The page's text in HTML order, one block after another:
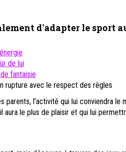
d'adapter le sport
de lui
fantaisie
rupture avec le respect des règles
parents, l'activité qui lui conviendra le
aura le plus de plaisir et qui lui